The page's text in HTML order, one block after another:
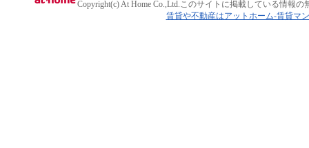
Copyright(c) At Home Co.,Ltd.このサイトに掲載している情報の
賃貸や不動産はアットホーム-賃貸マ